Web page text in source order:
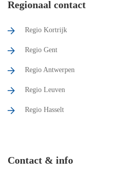
Regionaal contact
Regio Kortrijk
Regio Gent
Regio Antwerpen
Regio Leuven
Regio Hasselt
Contact & info